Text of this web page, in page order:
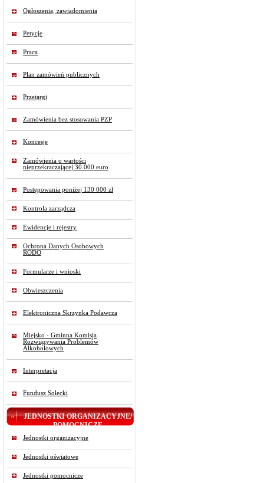
Ogłoszenia, zawiadomienia
Petycje
Praca
Plan zamówień publicznych
Przetargi
Zamówienia bez stosowania PZP
Koncesje
Zamówienia o wartości
nieprzekraczającej 30.000 euro
Postępowania poniżej 130 000 zł
Kontrola zarządcza
Ewidencje i rejestry
Ochrona Danych Osobowych
RODO
Formularze i wnioski
Obwieszczenia
Elektroniczna Skrzynka Podawcza
Miejsko - Gminna Komisja
Rozwiązywania Problemów
Alkoholowych
Interpretacja
Fundusz Sołecki
JEDNOSTKI ORGANIZACYJNE/
POMOCNICZE
Jednostki organizacyjne
Jednostki oświatowe
Jednostki pomocnicze